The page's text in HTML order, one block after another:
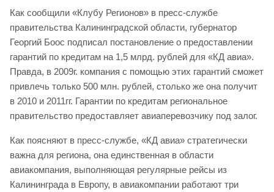
Как сообщили «Клубу Регионов» в пресс-службе
правительства Калининградской области, губернатор
Георгий Боос подписал постановление о предоставлении
гарантий по кредитам на 1,5 млрд. рублей для «КД авиа».
Правда, в 2009г. компания с помощью этих гарантий сможет
привлечь только 500 млн. рублей, столько же она получит
в 2010 и 2011гг. Гарантии по кредитам региональное
правительство предоставляет авиаперевозчику под залог.
Как поясняют в пресс-службе, «КД авиа» стратегически
важна для региона, она единственная в области
авиакомпания, выполняющая регулярные рейсы из
Калининграда в Европу, в авиакомпании работают три